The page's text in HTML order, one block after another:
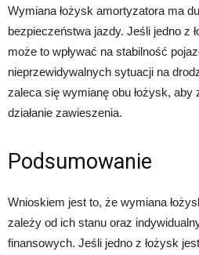
Wymiana łożysk amortyzatora ma
bezpieczeństwa jazdy. Jeśli jedno z
może to wpływać na stabilność
nieprzewidywalnych sytuacji na
zaleca się wymianę obu łożysk, aby
działanie zawieszenia.
Podsumowanie
Wnioskiem jest to, że wymiana
zależy od ich stanu oraz
finansowych. Jeśli jedno z łożysk